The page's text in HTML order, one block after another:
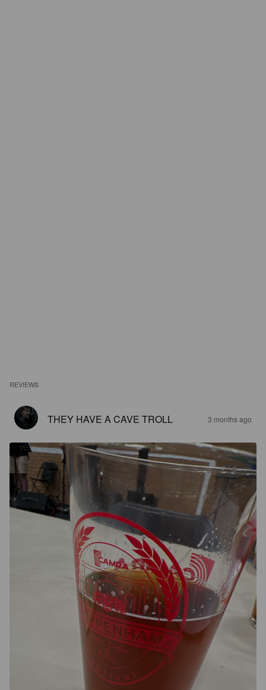
REVIEWS
THEY HAVE A CAVE TROLL 3 months ago